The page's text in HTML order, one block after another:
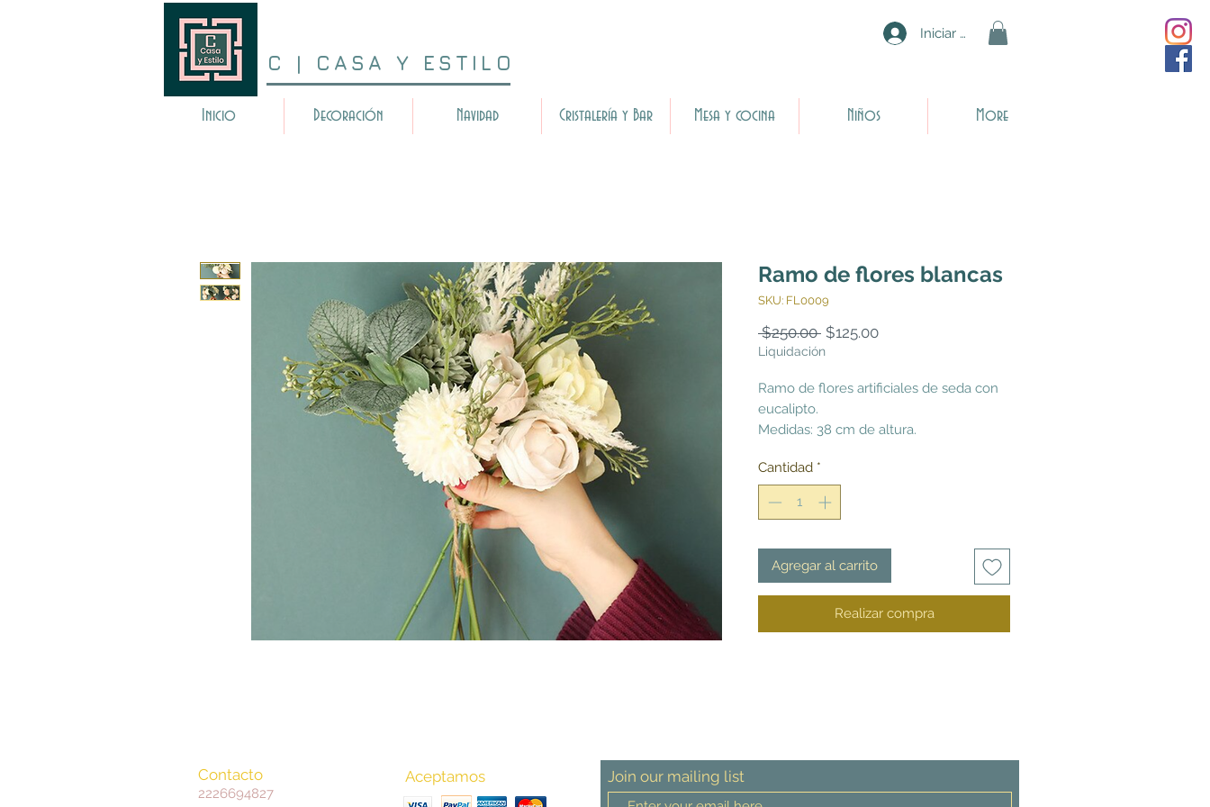
C | CASA Y ESTILO
Iniciar sesión
Inicio Decoración Navidad Cristalería y Bar Mesa y cocina Niños More
Ramo de flores blancas
SKU: FL0009
$250.00 Precio
$125.00Precio
Liquidación
Ramo de flores artificiales de seda con
eucalipto.
Medidas: 38 cm de altura.
Cantidad *
Agregar al carrito
Realizar compra
Contacto
2226694827
Aceptamos Join our mailing list